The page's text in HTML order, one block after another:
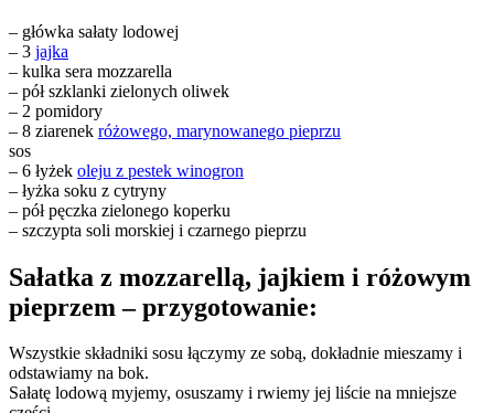
– główka sałaty lodowej
– 3 jajka
– kulka sera mozzarella
– pół szklanki zielonych oliwek
– 2 pomidory
– 8 ziarenek różowego, marynowanego pieprzu
sos
– 6 łyżek oleju z pestek winogron
– łyżka soku z cytryny
– pół pęczka zielonego koperku
– szczypta soli morskiej i czarnego pieprzu
Sałatka z mozzarellą, jajkiem i różowym
pieprzem – przygotowanie:
Wszystkie składniki sosu łączymy ze sobą, dokładnie mieszamy i
odstawiamy na bok.
Sałatę lodową myjemy, osuszamy i rwiemy jej liście na mniejsze